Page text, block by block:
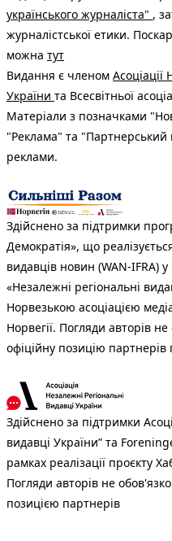
українського журналіста" ,
журналістської етики.
можна тут
Видання є членом Асоціації
України та Всесвітньої
Матеріали з позначками
"Реклама" та "Партнерський
реклами.
Здійснено за підтримки
Демократія», що
видавців новин (WAN-IFRA)
«Незалежні регіональні
Норвезькою асоціацією
Норвегії. Погляди авторів
офіційну позицію
Здійснено за підтримки
видавці України” та
рамках реалізації проєкту
Погляди авторів не
позицією партнерів